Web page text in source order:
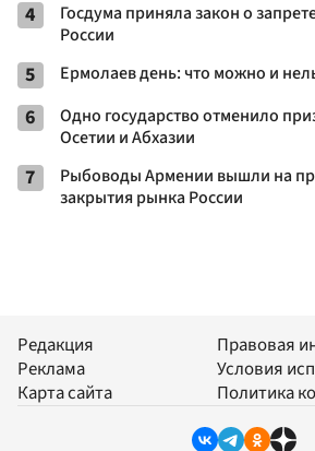
4
Госдума приняла закон о
России
5 Ермолаев день: что можно и
6
Одно государство отменило
Осетии и Абхазии
7
Рыбоводы Армении вышли на
закрытия рынка России
Редакция
Реклама
Карта сайта
Правовая
Условия
Политика